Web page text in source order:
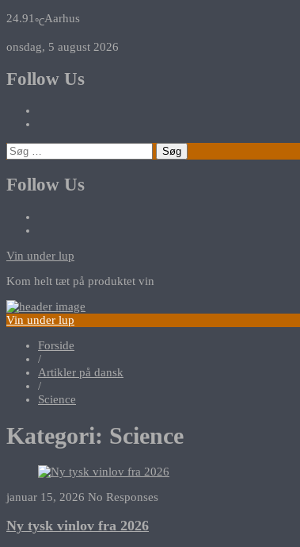
24.91 ℃Aarhus
onsdag, 5 august 2026
Follow Us
Søg
efter:
Follow Us
Vin under lup
Kom helt tæt på produktet vin
Vin under lup
Forside
/
Artikler på dansk
/
Science
Kategori: Science
januar 15, 2026 No Responses
Ny tysk vinlov fra 2026